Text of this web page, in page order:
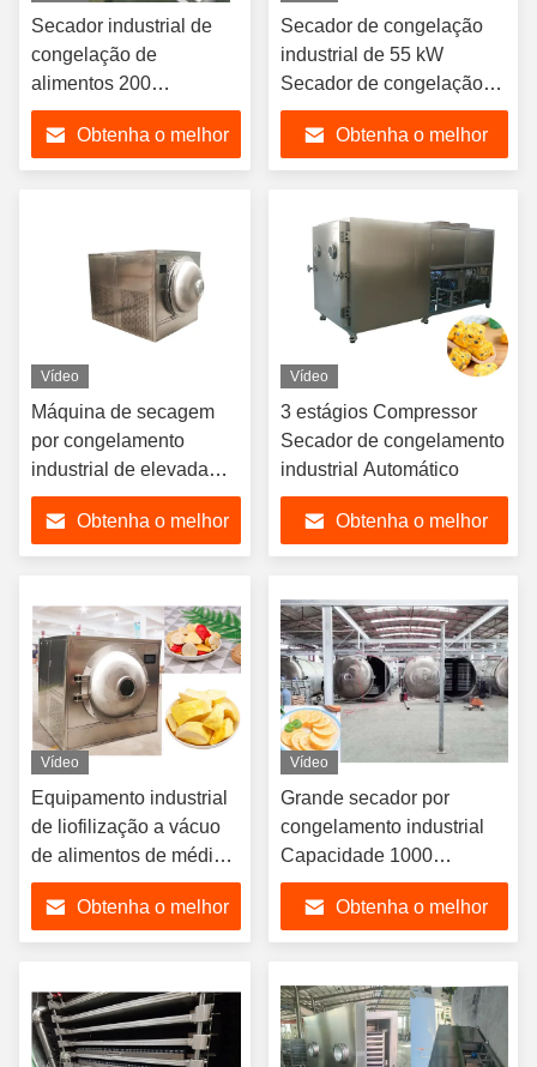
Secador industrial de
congelação de
alimentos 200
kg/lotação Controlo PLC
Ar de arrefecimento
Obtenha o melhor
Secador de congelação
industrial de 55 kW
Secador de congelação
comercial de vácuo 300
kg/lotaçãoObtenha o melhor
Vídeo
Máquina de secagem
por congelamento
industrial de elevada
eficiência
Obtenha o melhor
Vídeo
3 estágios Compressor
Secador de congelamento
industrial Automático
Obtenha o melhor
Vídeo
Equipamento industrial
de liofilização a vácuo
de alimentos de média
dimensão
Obtenha o melhor
Vídeo
Grande secador por
congelamento industrial
Capacidade 1000
kg/lotação
Obtenha o melhor